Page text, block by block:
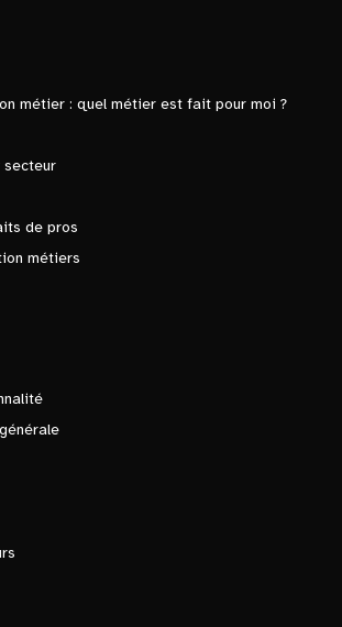
métier : quel métier est fait pour moi ?
secteur
de pros
métiers